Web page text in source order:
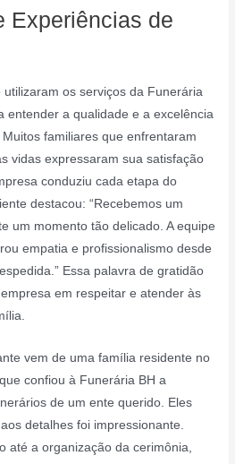
Experiências de
os serviços da Funerária
entender a qualidade e a excelência
familiares que enfrentaram
vidas expressaram sua satisfação
conduziu cada etapa do
destacou: “Recebemos um
um momento tão delicado. A equipe
empatia e profissionalismo desde
Essa palavra de gratidão
em respeitar e atender às
vem de uma família residente no
confiou à Funerária BH a
de um ente querido. Eles
detalhes foi impressionante.
até a organização da cerimônia,